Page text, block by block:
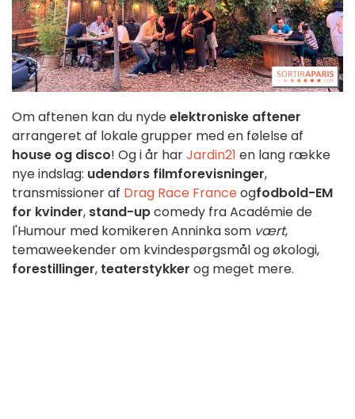
Om aftenen kan du nydeelektroniske aftener
arrangeret af lokale grupper med en følelse af
house og disco! Og i år harJardin21 en lang række
nye indslag: udendørs filmforevisninger,
transmissioner af Drag Race Franceogfodbold-EM
for kvinder, stand-upcomedy fra Académie de
l'Humour med komikeren Anninka som vært,
temaweekender om kvindespørgsmål og økologi,
forestillinger, teaterstykker og meget mere.